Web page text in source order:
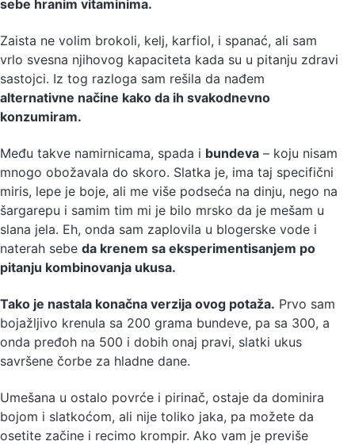
sebe hranim vitaminima.
Zaista ne volim brokoli, kelj, karfiol, i spanać, ali sam
vrlo svesna njihovog kapaciteta kada su u pitanju zdravi
sastojci. Iz tog razloga sam rešila da nađem
alternativne načine kako da ih svakodnevno
konzumiram.
Među takve namirnicama, spada i bundeva – koju nisam
mnogo obožavala do skoro. Slatka je, ima taj specifični
miris, lepe je boje, ali me više podseća na dinju, nego na
šargarepu i samim tim mi je bilo mrsko da je mešam u
slana jela. Eh, onda sam zaplovila u blogerske vode i
naterah sebe da krenem sa eksperimentisanjem po
pitanju kombinovanja ukusa.
Tako je nastala konačna verzija ovog potaža. Prvo sam
bojažljivo krenula sa 200 grama bundeve, pa sa 300, a
onda pređoh na 500 i dobih onaj pravi, slatki ukus
savršene čorbe za hladne dane.
Umešana u ostalo povrće i pirinač, ostaje da dominira
bojom i slatkoćom, ali nije toliko jaka, pa možete da
osetite začine i recimo krompir. Ako vam je previše